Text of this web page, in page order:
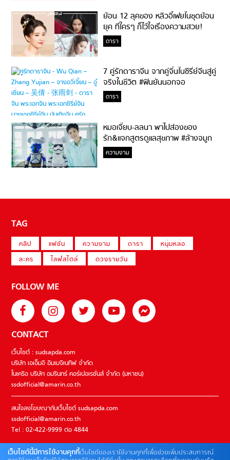
ย้อน 12 ลุคของ หลิวอี้เฟยในชุดย้อน
ยุค ที่ใครๆ ก็ไว้ใจเรื่องความสวย!
ดารา
7 คู่รักดาราจีน จากคู่จิ้นในซีรี่ย์จีนสู่คู่
จริงในชีวิต #ฟินยันนอกจอ
ดารา
หมอเจี๊ยบ-ลลนา พาไปส่องของ
รัก&แจกสูตรดูแลสุขภาพ #ล้างจมูก
ไม่ยากจะสอนให้
ความงาม
TAG
คลิป แฟชั่น ความงาม ดารา
หนุ่มหล่อ
ละคร
ไลฟ์สไตล์ ดวงรายวัน
FOLLOW ME
CONTACT
เว็บไซต์ : sudsapda.com
บริษัท เอเอ็มอี อิมเมจิเนทีฟ จำกัด
ในเครือ บริษัท อมรินทร์ คอร์เปอเรชั่นส์ จำกัด (มหาชน)
ssdofficial@amarin.co.th
สนใจลงโฆษณากับเว็บไซต์ sudsapda.com
ssdofficial@amarin.co.th
Tel : 02-422-9999 ต่อ 4844
เว็บไซต์นี้มีการใช้งานคุกกี้เว็บไซต์ของเราใช้งานคุกกี้เพื่อช่วยเพิ่มประสบการณ์